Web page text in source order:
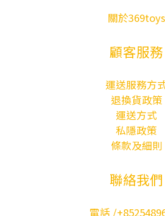
關於369toys
顧客服務
運送服務方
退換貨政策
運送方式
私隱政策
條款及細則
聯絡我們
電話 /